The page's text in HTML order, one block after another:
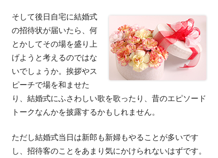
そして後日自宅に結婚式
の招待状が届いたら、何
とかしてその場を盛り上
げようと考えるのではな
いでしょうか。挨拶やス
ピーチで場を和ませた
り、結婚式にふさわしい歌を歌ったり、昔のエピソード
トークなんかを披露するかもしれません。
ただし結婚式当日は新郎も新婦もやることが多いです
し、招待客のことをあまり気にかけられないはずです。